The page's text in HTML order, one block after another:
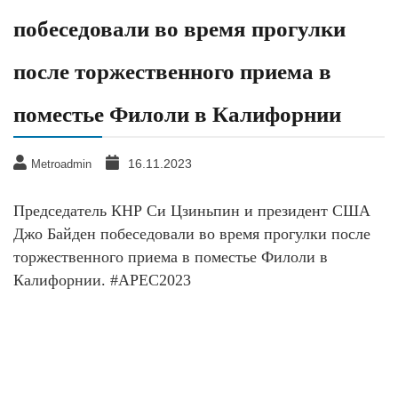
побеседовали во время прогулки
после торжественного приема в
поместье Филоли в Калифорнии
Metroadmin 16.11.2023
Председатель КНР Си Цзиньпин и президент США
Джо Байден побеседовали во время прогулки после
торжественного приема в поместье Филоли в
Калифорнии. #APEC2023